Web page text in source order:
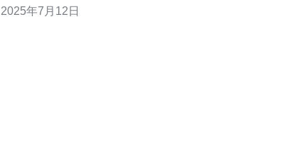
美国学生可能需要云服务器来存储和备份学习资料、建立
2025年7月12日